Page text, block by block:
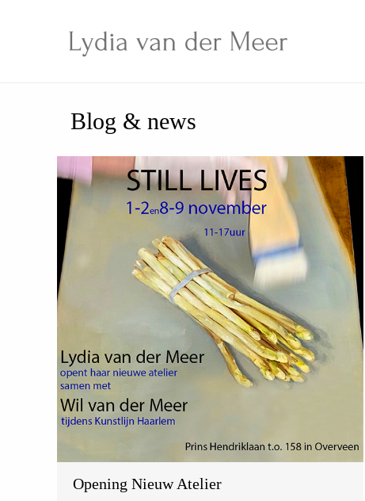
Blog & news
Opening Nieuw Atelier